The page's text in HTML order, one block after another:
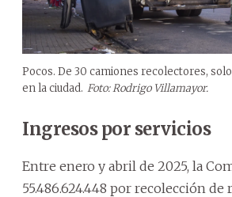
Pocos. De 30 camiones recolectores,
en la ciudad. Foto: Rodrigo Villamayor.
Ingresos por servicios
Entre enero y abril de 2025, la
55.486.624.448 por recolección